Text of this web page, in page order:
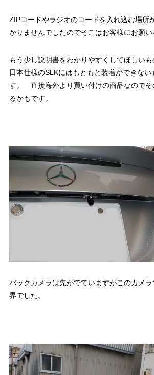
ZIPコードやラジオのコードを入れ込む場所
かりませんでしたのでそこはお客様にお願い
もう少し説明書をわかりやすくしてほしい
日本仕様のSLKにはもともと装着ができな
す。 直接海外より買い付けの商品なのでそ
るかもです。
バックカメラは先がでていますがこのカメ
界でした。